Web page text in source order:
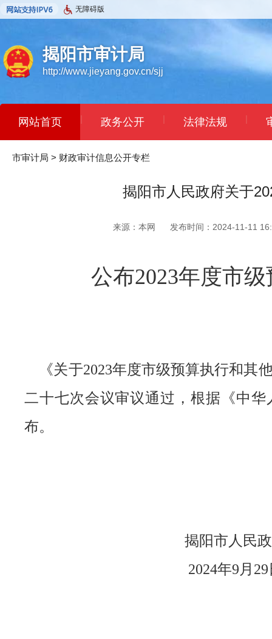
无障碍版
揭阳市审计局
http://www.jieyang.gov.cn/sjj
网站首页 | 政务公开 | 法律法规 |
市审计局 > 财政审计信息公开专栏
揭阳市人民政府关于
来源：本网 发布时间：2024-11-11
公布2023年度市
《关于2023年度市级预算执行和其
二十七次会议审议通过，根据《中
布。
揭阳市人民政
2024年9月29